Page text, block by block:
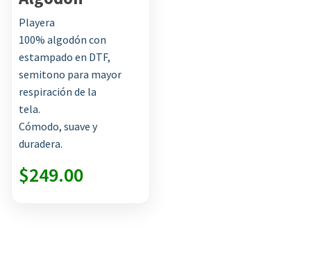
Playera
100% algodón con
estampado en DTF,
semitono para mayor
respiración de la
tela.
Cómodo, suave y
duradera.
$249.00